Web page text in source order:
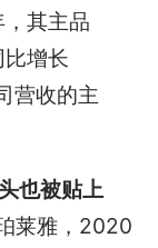
其主品
增长
营收的主
也被贴上
莱雅，2020